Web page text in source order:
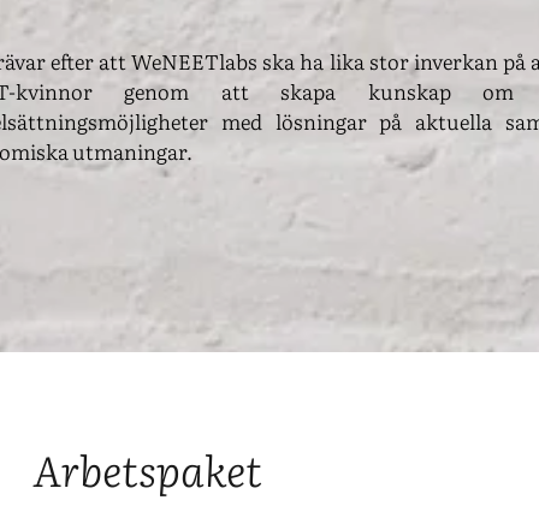
efter att WeNEETlabs ska ha lika stor inverkan på
kvinnor genom att skapa kunskap om
med lösningar på aktuella
utmaningar.
Arbetspaket